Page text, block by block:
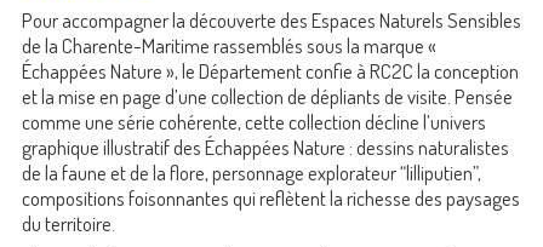
Pour accompagner la découverte des Espaces Naturels Sensibles
de la Charente-Maritime rassemblés sous la marque «
Échappées Nature », le Département confie à RC2C la conception
et la mise en page d’une collection de dépliants de visite. Pensée
comme une série cohérente, cette collection décline l’univers
graphique illustratif des Échappées Nature : dessins naturalistes
de la faune et de la flore, personnage explorateur “lilliputien”,
compositions foisonnantes qui reflètent la richesse des paysages
du territoire.